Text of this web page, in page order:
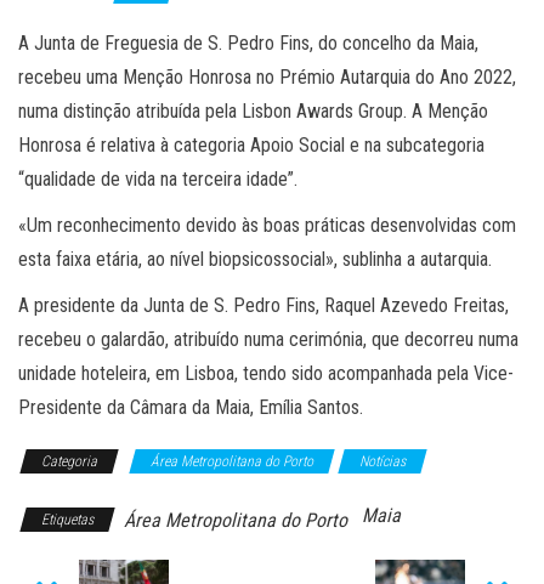
A Junta de Freguesia de S. Pedro Fins, do concelho da Maia,
recebeu uma Menção Honrosa no Prémio Autarquia do Ano 2022,
numa distinção atribuída pela Lisbon Awards Group. A Menção
Honrosa é relativa à categoria Apoio Social e na subcategoria
“qualidade de vida na terceira idade”.
«Um reconhecimento devido às boas práticas desenvolvidas com
esta faixa etária, ao nível biopsicossocial», sublinha a autarquia.
A presidente da Junta de S. Pedro Fins, Raquel Azevedo Freitas,
recebeu o galardão, atribuído numa cerimónia, que decorreu numa
unidade hoteleira, em Lisboa, tendo sido acompanhada pela Vice-
Presidente da Câmara da Maia, Emília Santos.
Categoria Área Metropolitana do Porto Notícias
Etiquetas Área Metropolitana do Porto Maia